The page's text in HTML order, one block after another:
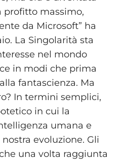
profitto massimo,
da Microsoft” ha
La Singolarità sta
nel mondo
in modi che prima
fantascienza. Ma
In termini semplici,
in cui la
umana e
evoluzione. Gli
una volta raggiunta